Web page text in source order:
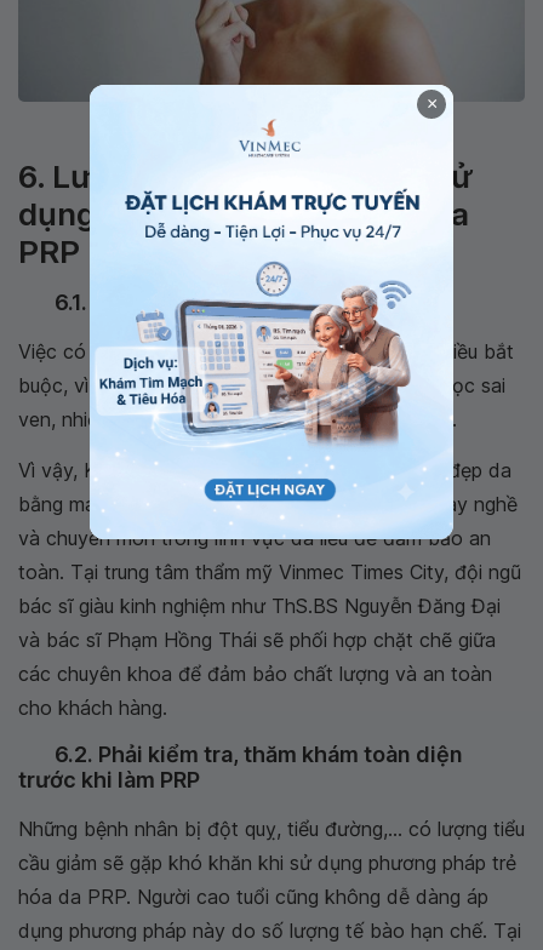
Hạn chế chạm tay vào mặt sau khi thực hiện PRP.
6. Lưu ý khi lựa chọn nơi để sử
dụng phương pháp trẻ hóa da
PRP
6.1. PRP cần có bác sĩ tay nghề cao
Việc có bác sĩ chuyên môn và tay nghề cao là điều bắt
buộc, vì nếu không có thể gặp phải tình trạng chọc sai
ven, nhiễm khuẩn hoặc đau kéo dài tại vị trí tiêm.
Vì vậy, Khi có ý định áp dụng phương pháp làm đẹp da
bằng máu tự thân, nên lựa chọn các bác sĩ có tay nghề
và chuyên môn trong lĩnh vực da liễu để đảm bảo an
toàn. Tại trung tâm thẩm mỹ Vinmec Times City, đội ngũ
bác sĩ giàu kinh nghiệm như ThS.BS Nguyễn Đăng Đại
và bác sĩ Phạm Hồng Thái sẽ phối hợp chặt chẽ giữa
các chuyên khoa để đảm bảo chất lượng và an toàn
cho khách hàng.
6.2. Phải kiểm tra, thăm khám toàn diện
trước khi làm PRP
Những bệnh nhân bị đột quỵ, tiểu đường,... có lượng tiểu
cầu giảm sẽ gặp khó khăn khi sử dụng phương pháp trẻ
hóa da PRP. Người cao tuổi cũng không dễ dàng áp
dụng phương pháp này do số lượng tế bào hạn chế. Tại
×